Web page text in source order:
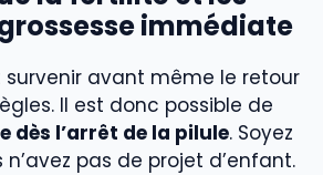
immédiate
survenir avant même le retour
Il est donc possible de
dès l’arrêt de la pilule. Soyez
pas de projet d’enfant.